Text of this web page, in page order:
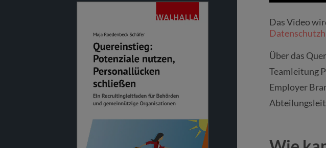
Das Video
Über das
Teamleitung
Employer